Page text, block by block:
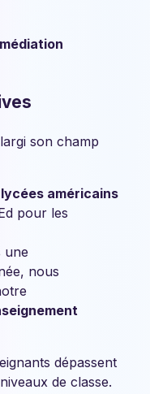
son champ
américains
pour les
une
nous
dépassent
de classe.